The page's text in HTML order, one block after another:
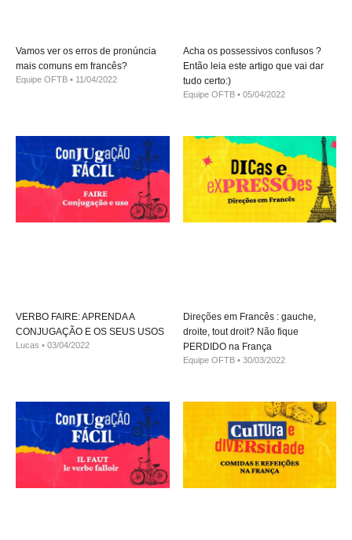
Vamos ver os erros de pronúncia
mais comuns em francês?
Equipe OFTB 11/04/2022
Acha os possessivos confusos ?
Então leia este artigo que vai dar
tudo certo:)
Equipe OFTB 05/04/2022
VERBO FAIRE: APRENDA A
CONJUGAÇÃO E OS SEUS USOS
Lucas 03/04/2022
Direções em Francês : gauche,
droite, tout droit? Não fique
PERDIDO na França
Equipe OFTB 30/03/2022